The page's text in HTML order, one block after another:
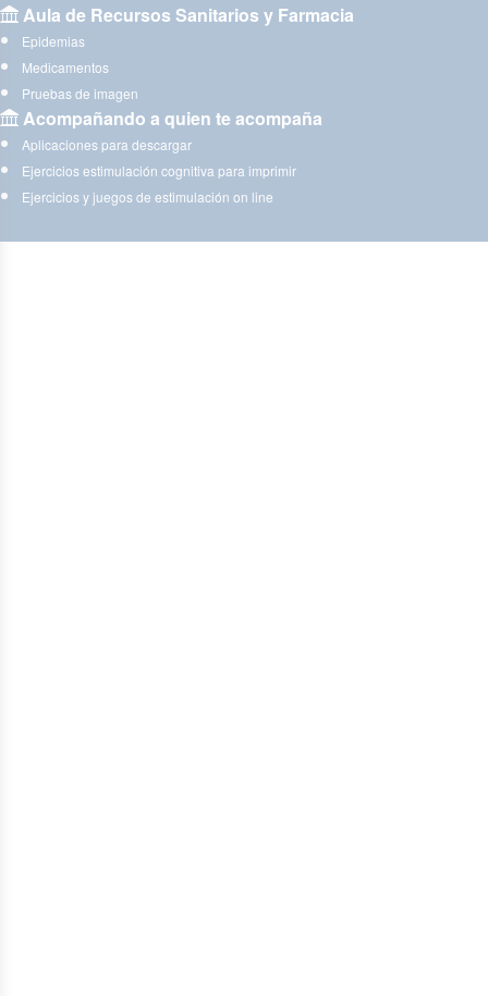
Aula de Recursos Sanitarios y Farmacia
Epidemias
Medicamentos
Pruebas de imagen
Acompañando a quien te acompaña
Aplicaciones para descargar
Ejercicios estimulación cognitiva para imprimir
Ejercicios y juegos de estimulación on line